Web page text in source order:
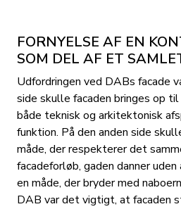
FORNYELSE AF EN
SOM DEL AF ET
Udfordringen ved DABs facade
side skulle facaden bringes op
både teknisk og arkitektonisk
funktion. På den anden side
måde, der respekterer det
facadeforløb, gaden danner
en måde, der bryder med
DAB var det vigtigt, at facaden